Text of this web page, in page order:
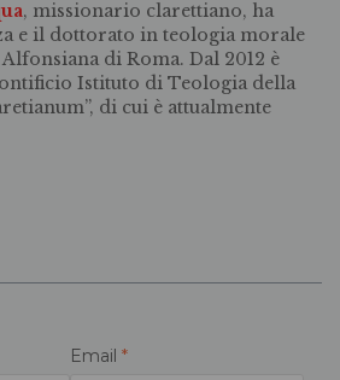
, missionario clarettiano, ha
e il dottorato in teologia morale
Alfonsiana di Roma. Dal 2012 è
Istituto di Teologia della
di cui è attualmente
Email *